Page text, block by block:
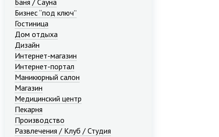
Баня / Сауна
Бизнес “под ключ”
Гостиница
Дом отдыха
Дизайн
Интернет-магазин
Интернет-портал
Маникюрный салон
Магазин
Медицинский центр
Пекарня
Производство
Развлечения / Клуб / Студия